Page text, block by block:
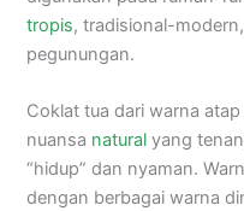
tropis, tradisional-
pegunungan.
Coklat tua dari warna
nuansa natural yang
“hidup” dan nyaman.
dengan berbagai warna